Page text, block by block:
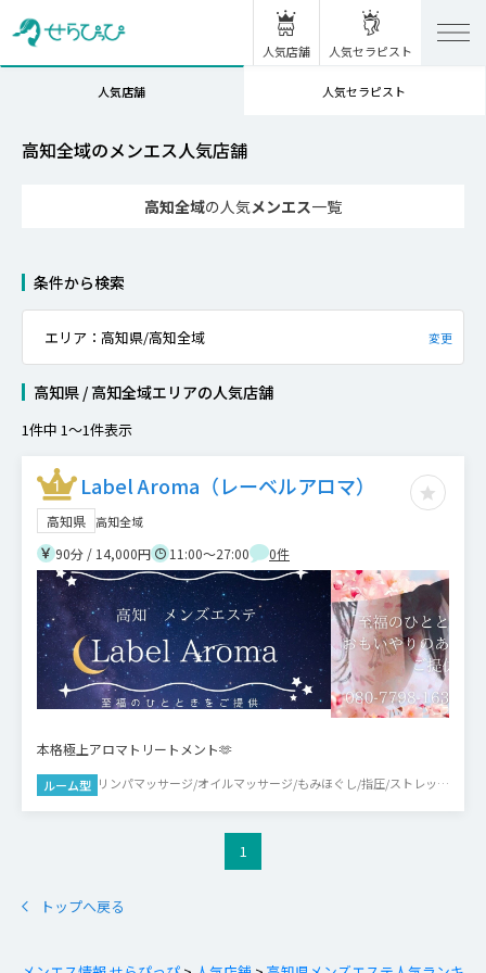
人気店舗 人気セラピスト
人気店舗 人気セラピスト
高知全域のメンエス人気店舗
高知全域の人気メンエス一覧
条件から検索
エリア：高知県/高知全域 変更
高知県 / 高知全域エリアの人気店舗
1件中 1〜1件表示
Label Aroma（レーベルアロマ）
高知県 高知全域
90分 / 14,000円 11:00～27:00 0件
本格極上アロマトリートメント🫶
ルーム型 リンパマッサージ/オイルマッサージ/もみほぐし/指圧/ストレッ
1
トップへ戻る